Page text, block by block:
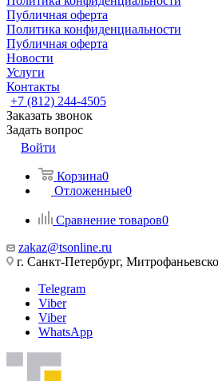
Публичная оферта
Политика конфиденциальности
Публичная оферта
Новости
Услуги
Контакты
+7 (812) 244-4505
Заказать звонок
Задать вопрос
Войти
Корзина0
Отложенные0
Сравнение товаров0
zakaz@tsonline.ru
г. Санкт-Петербург,
Telegram
Viber
Viber
WhatsApp